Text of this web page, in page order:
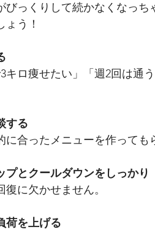
びっくりして続かなくなっ
う！
キロ痩せたい」「週2回は通
する
に合ったメニューを作っても
プとクールダウンをしっかり
に欠かせません。
荷を上げる